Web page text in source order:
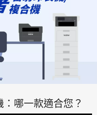
哪一款適合您？